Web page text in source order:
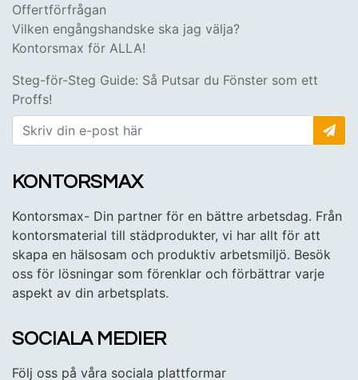
Offertförfrågan
Vilken engångshandske ska jag välja?
Kontorsmax för ALLA!
Steg-för-Steg Guide: Så Putsar du Fönster som ett
Proffs!
KONTORSMAX
Kontorsmax- Din partner för en bättre arbetsdag. Från
kontorsmaterial till städprodukter, vi har allt för att
skapa en hälsosam och produktiv arbetsmiljö. Besök
oss för lösningar som förenklar och förbättrar varje
aspekt av din arbetsplats.
SOCIALA MEDIER
Följ oss på våra sociala plattformar